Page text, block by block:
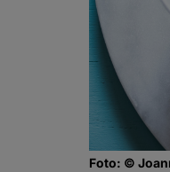
Foto: ©